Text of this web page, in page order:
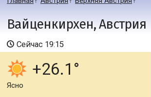
Вайценкирхен, Австрия
Сейчас 19:15
+26.1
Ясно